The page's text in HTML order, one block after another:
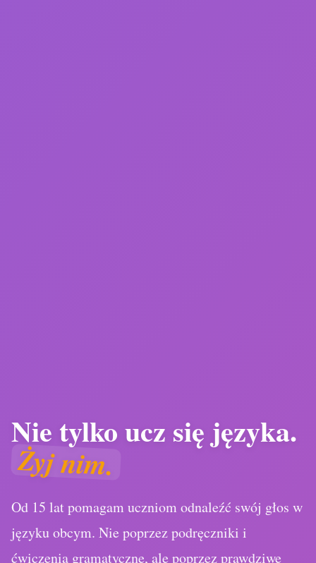
Szkoła Językowa
Od 15 lat pomagam uczniom odnaleźć swój głos w
języku obcym. Nie poprzez podręczniki i
ćwiczenia gramatyczne, ale poprzez prawdziwe
rozmowy, które są dla nich ważne.